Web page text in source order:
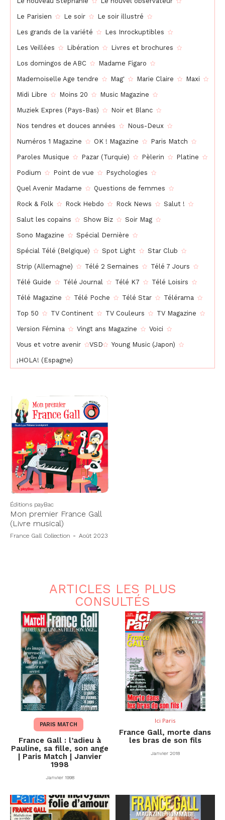
Le Parisien Le soir Le soir illustré
Les grands de la variété Les Inrockuptibles
Les Veillées Libération Livres et brochures
Los domingos de ABC Madame Figaro
Mademoiselle Age tendre Mag' Marie Claire Maxi
Midi Libre Moins 20 Music Magazine
Muziek Expres (Pays-Bas) Noir et Blanc
Nos tendres et douces années Nous-Deux
Numéros 1 Magazine OK ! Magazine Paris Match
Paroles Musique Pazar (Turquie) Pèlerin Platine
Podium Point de vue Psychologies
Quel Avenir Madame Questions de femmes
Rock & Folk Rock Hebdo Rock News Salut !
Salut les copains Show Biz Soir Mag
Sono Magazine Spécial Dernière
Spécial Télé (Belgique) Spot Light Star Club
Strip (Allemagne) Télé 2 Semaines Télé 7 Jours
Télé Guide Télé Journal Télé K7 Télé Loisirs
Télé Magazine Télé Poche Télé Star Télérama
Top 50 TV Continent TV Couleurs TV Magazine
Version Fémina Vingt ans Magazine Voici
Vous et votre avenir VSD Young Music (Japon)
¡HOLA! (Espagne)
Éditions payBac
Mon premier France Gall
(Livre musical)
France Gall Collection - Août 2023
ARTICLES LES PLUS
CONSULTÉS
PARIS MATCH
France Gall : l’adieu à
Pauline, sa fille, son ange
| Paris Match | Janvier
1998
Janvier 1998
Ici Paris
France Gall, morte dans
les bras de son fils
Janvier 2018